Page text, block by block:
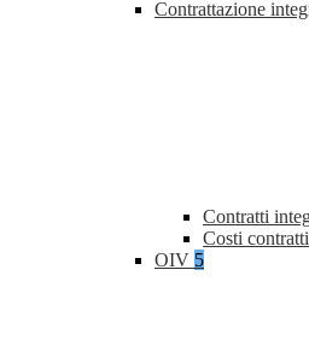
Contrattazione
Contratti
Costi
OIV 5